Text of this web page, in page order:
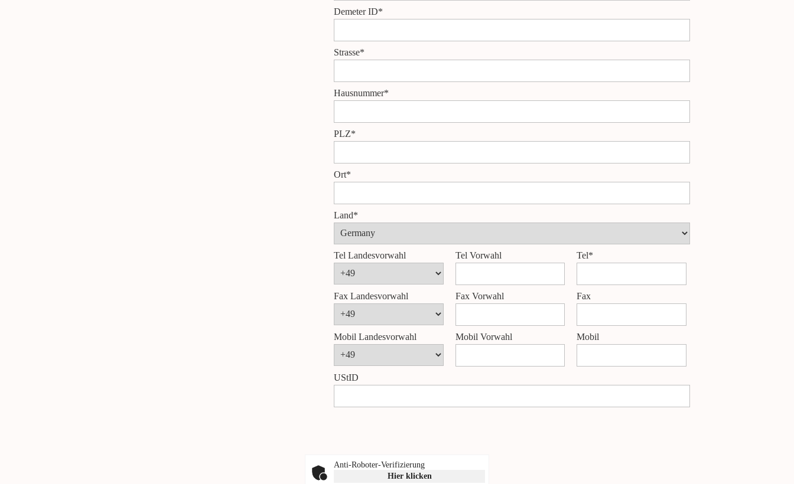
Demeter ID*
Strasse*
Hausnummer*
PLZ*
Ort*
Land*
Tel Landesvorwahl Tel Vorwahl Tel*
Fax Landesvorwahl Fax Vorwahl Fax
Mobil Landesvorwahl Mobil Vorwahl Mobil
UStID
Anti-Roboter-Verifizierung
Hier klicken